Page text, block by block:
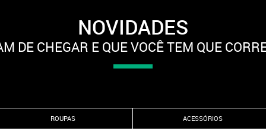
NOVIDADES
DE CHEGAR E QUE VOCÊ TEM QUE
ROUPAS ACESSÓRIOS